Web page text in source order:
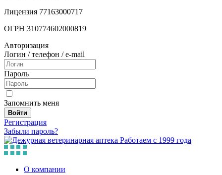
Лицензия 77163000717
ОГРН 310774602000819
Авторизация
Логин / телефон / e-mail
Пароль
Запомнить меня
Войти
Регистрация
Забыли пароль?
Работаем с 1999 года
О компании